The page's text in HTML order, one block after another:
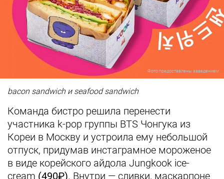
Фото предоставлены заведением
bacon sandwich и seafood sandwich
Команда бистро решила перенести
участника k-pop группы BTS Чонгука из
Кореи в Москву и устроила ему небольшой
отпуск, придумав инстаграмное мороженое
в виде корейского айдола Jungkook ice-
cream (490₽). Внутри — сливки, маскарпоне